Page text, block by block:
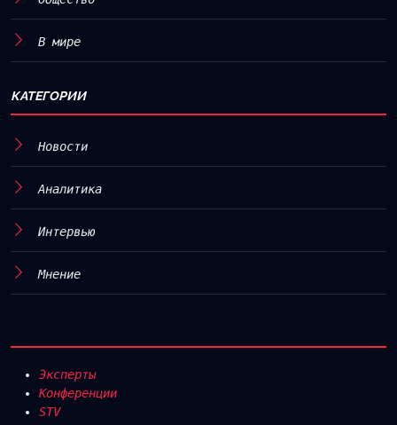
В мире
КАТЕГОРИИ
Новости
Аналитика
Интервью
Мнение
Эксперты
Конференции
STV